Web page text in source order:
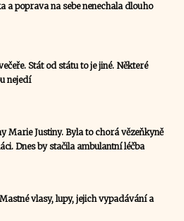
a poprava na sebe nenechala dlouho
Stát od státu to je jiné. Některé
nejedí
Marie Justiny. Byla to chorá vězeňkyně
Dnes by stačila ambulantní léčba
vlasy, lupy, jejich vypadávání a